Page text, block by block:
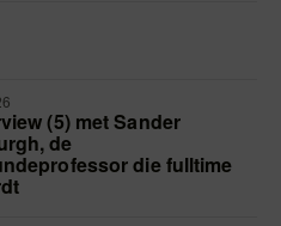
(5) met Sander
de
die fulltime